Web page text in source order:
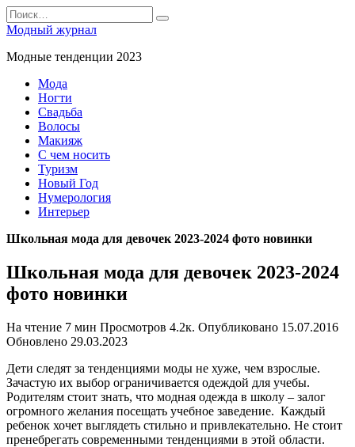
Перейти
к
содержанию
Search
for:
Модный журнал
Модные тенденции 2023
Мода
Ногти
Свадьба
Волосы
Макияж
С чем носить
Туризм
Новый Год
Нумерология
Интерьер
Школьная мода для девочек 2023-2024 фото новинки
Школьная мода для девочек 2023-2024
фото новинки
На чтение 7 мин Просмотров 4.2к. Опубликовано 15.07.2016
Обновлено 29.03.2023
Дети следят за тенденциями моды не хуже, чем взрослые.
Зачастую их выбор ограничивается одеждой для учебы.
Родителям стоит знать, что модная одежда в школу – залог
огромного желания посещать учебное заведение. Каждый
ребенок хочет выглядеть стильно и привлекательно. Не стоит
пренебрегать современными тенденциями в этой области.